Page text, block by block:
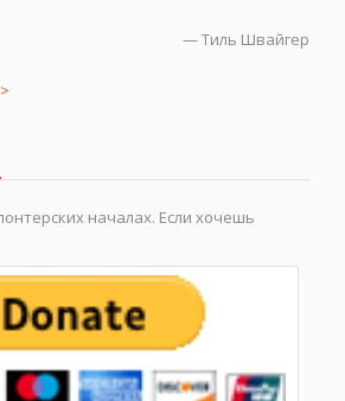
—Тиль Швайгер
началах. Если хочешь